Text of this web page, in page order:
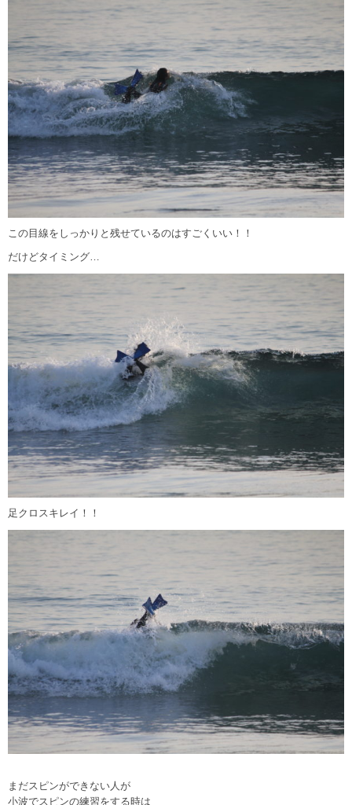
この目線をしっかりと残せているのはすごくいい！！
だけどタイミング…
足クロスキレイ！！
まだスピンができない人が
小波でスピンの練習をする時は